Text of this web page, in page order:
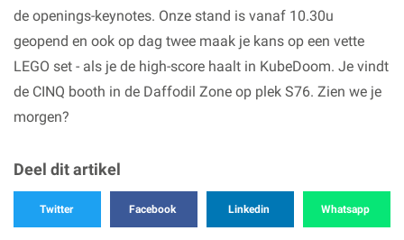
de openings-keynotes. Onze stand is vanaf 10.30u
geopend en ook op dag twee maak je kans op een vette
LEGO set - als je de high-score haalt in KubeDoom. Je vindt
de CINQ booth in de Daffodil Zone op plek S76. Zien we je
morgen?
Deel dit artikel
Twitter Facebook Linkedin Whatsapp